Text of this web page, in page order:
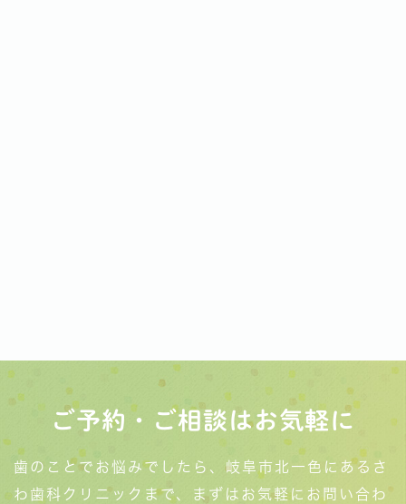
ご予約・ご相談はお気軽に
歯のことでお悩みでしたら、岐阜市北一色にあるさ
わ歯科クリニックまで、まずはお気軽にお問い合わ